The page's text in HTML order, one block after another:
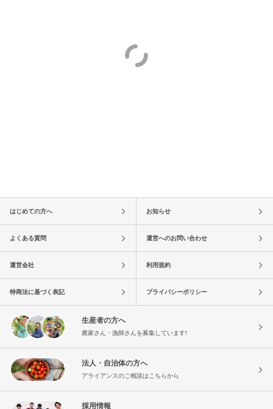
はじめての方へ お知らせ
よくある質問 運営へのお問い合わせ
運営会社 利用規約
特商法に基づく表記 プライバシーポリシー
生産者の方へ
農家さん・漁師さんを募集しています!
法人・自治体の方へ
アライアンスのご相談はこちらから
採用情報